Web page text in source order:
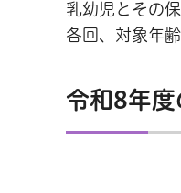
乳幼児とその
各回、対象年
令和8年